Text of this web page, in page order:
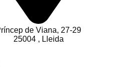
de Viana, 27-29
25004 , Lleida